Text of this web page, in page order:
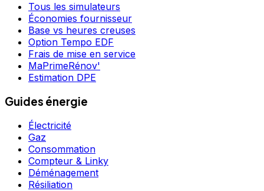
Tous les simulateurs
Économies fournisseur
Base vs heures creuses
Option Tempo EDF
Frais de mise en service
MaPrimeRénov'
Estimation DPE
Guides énergie
Électricité
Gaz
Consommation
Compteur & Linky
Déménagement
Résiliation